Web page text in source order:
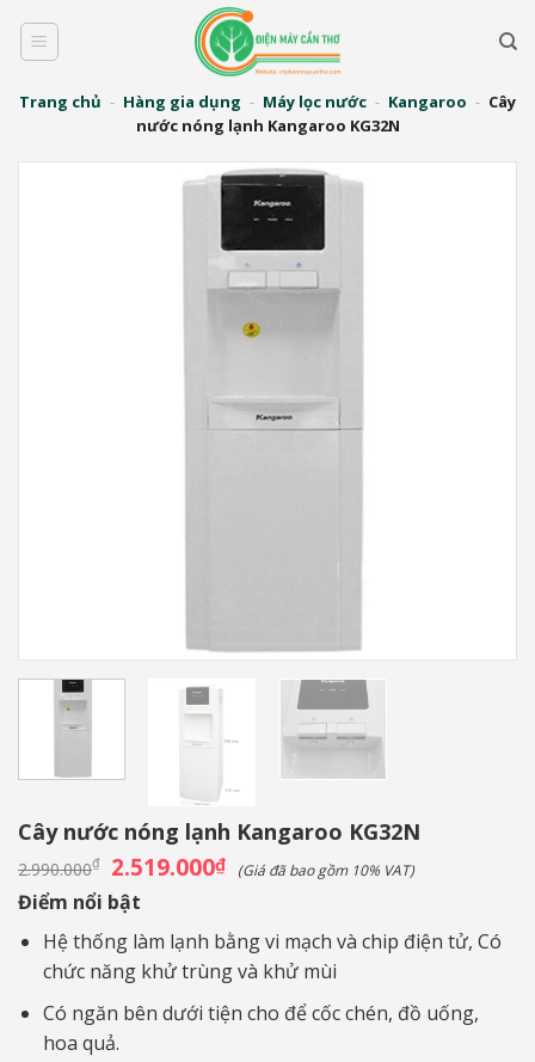
qua
dungTrang chủ - Hàng gia dụng - Máy lọc nước - Kangaroo - Cây
nước nóng lạnh Kangaroo KG32N
Cây nước nóng lạnh Kangaroo KG32N
2.990.000₫ Giá
gốc
là:
2.990.000₫.
2.519.000₫Giá
hiện
2.519.000₫.
(Giá đã bao gồm 10% VAT)
Điểm nổi bật
Hệ thống làm lạnh bằng vi mạch và chip điện tử, Có
chức năng khử trùng và khử mùi
Có ngăn bên dưới tiện cho để cốc chén, đồ uống,
hoa quả.